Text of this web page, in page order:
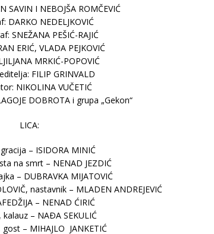
SAVIN I NEBOJŠA ROMČEVIĆ
DARKO NEDELJKOVIĆ
SNEŽANA PEŠIĆ-RAJIĆ
ERIĆ, VLADA PEJKOVIĆ
MRKIĆ-POPOVIĆ
FILIP GRINVALD
NIKOLINA VUČETIĆ
DOBROTA i grupa „Gekon“
LICA:
– ISIDORA MINIĆ
na smrt – NENAD JEZDIĆ
– DUBRAVKA MIJATOVIĆ
nastavnik – MLADEN ANDREJEVIĆ
– NENAD ĆIRIĆ
kalauz – NAÐA SEKULIĆ
gost – MIHAJLO JANKETIĆ